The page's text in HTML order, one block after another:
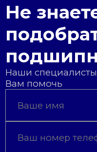
Не
Наши специалисты
Вам помочь